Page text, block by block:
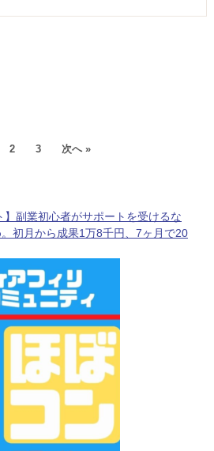
2 3 次へ »
】副業初心者がサポートを受けるな
。初月から成果1万8千円、7ヶ月で20